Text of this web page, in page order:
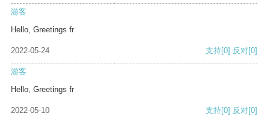
游客
Hello, Greetings fr
2022-05-24 支持[0] 反对[0]
游客
Hello, Greetings fr
2022-05-10 支持[0] 反对[0]